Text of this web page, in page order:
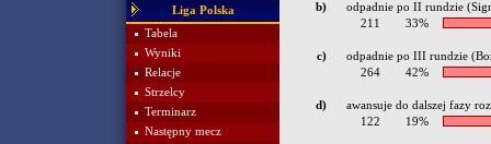
Liga Polska
Tabela
Wyniki
Relacje
Strzelcy
Terminarz
Następny mecz
b)
odpadnie po II rundzie
211
33%
c)
odpadnie po III rundzie
264
42%
d)
awansuje do dalszej fazy
122
19%